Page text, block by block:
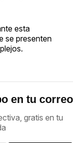
esta
se presenten
en tu correo
gratis en tu